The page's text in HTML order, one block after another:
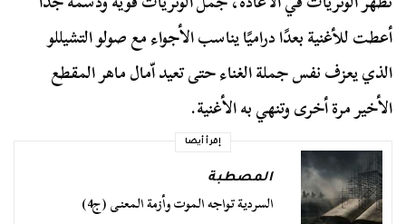
أعطت للأغنية بعدًا دراميًا يناسب الأجواء مع صولو التشيللو
الذي يعزف نفس جملة الغناء حتى تعيد اّمال ماهر المقطع
الأخير مرة أخرى وتنهي به الأغنية.
إقرأ أيضا
المصطبة
السردية تواجه الموت وأزمة المعنى (ج4)